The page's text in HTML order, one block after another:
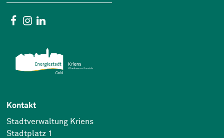
Social Media
Facebook
Instagram
Kontakt
Stadtverwaltung Kriens
Stadtplatz 1